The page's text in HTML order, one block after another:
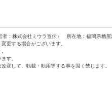
者：株式会社ミウラ宣伝） 所在地：福岡県糟
更する場合がございます。
す。
変して、転載・転用等する事を固く禁じます。